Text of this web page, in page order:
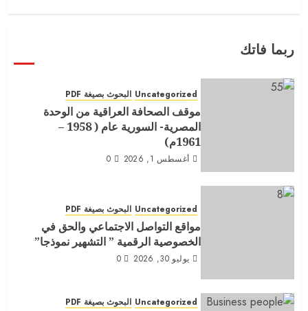
ربما فاتك
Uncategorized البحوث بصيغة PDF
موقف الصحافة العراقية من الوحدة
المصرية- السورية عام ( 1958 –
1961م)
أغسطس 1, 2026 0
Uncategorized البحوث بصيغة PDF
مواقع التواصل الاجتماعي والحق في
الخصوصية الرقمية ” التشهير نموذجا”
يوليو 30, 2026 0
Uncategorized البحوث بصيغة PDF